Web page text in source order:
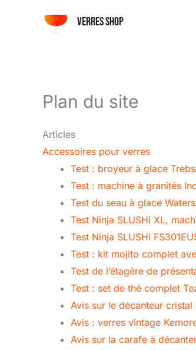
Verres shop
Plan du site
Articles
Accessoires pour verres
Test : broyeur à glace
Test : machine à granités
Test du seau à glace
Test Ninja SLUSHi XL,
Test Ninja SLUSHi
Test : kit mojito complet
Test de l’étagère de
Test : set de thé complet
Avis sur le décanteur
Avis : verres vintage
Avis sur la carafe à